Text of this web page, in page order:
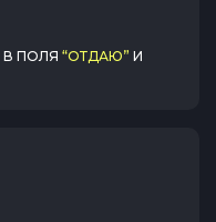
ПОЛЯ “ОТДАЮ” И